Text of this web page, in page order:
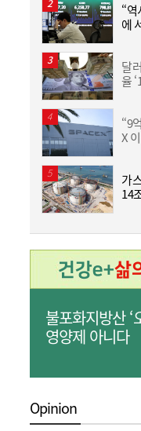
면 또”…제주
13:11
줄었던 中企
행, 기업대출
11:20
“역시 미국이
‘대탈출’ [머니+]
“
에
달
율
“9
X
가
14
불포화지방산 ‘
영양제 아니다
Opinion